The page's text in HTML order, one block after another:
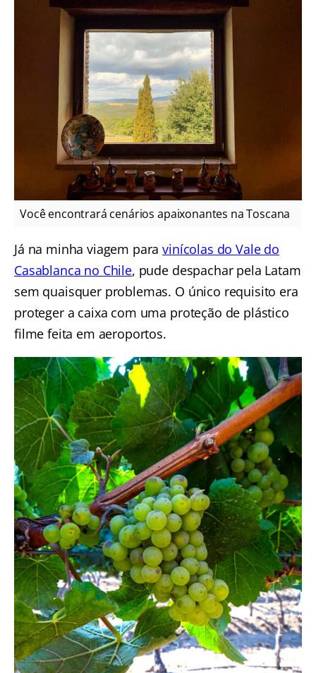
Você encontrará cenários apaixonantes na Toscana
Já na minha viagem paravinícolas do Vale do
Casablanca no Chile, pude despachar pela Latam
sem quaisquer problemas. O único requisito era
proteger a caixa com uma proteção de plástico
filme feita em aeroportos.